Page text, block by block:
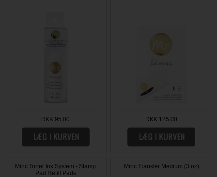
DKK 95,00 DKK 125,00
Minc Toner Ink System - Stamp
Pad Refill Pads
Minc Transfer Medium (3 oz)